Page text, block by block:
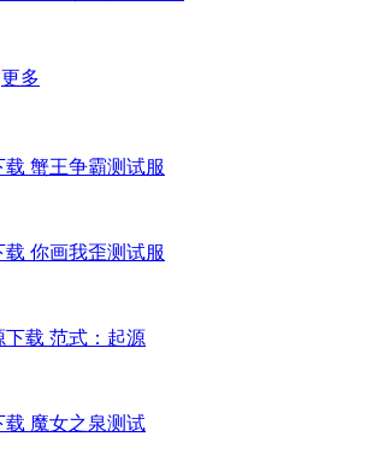
更多
蟹王争霸测试服
你画我歪测试服
范式：起源
魔女之泉测试